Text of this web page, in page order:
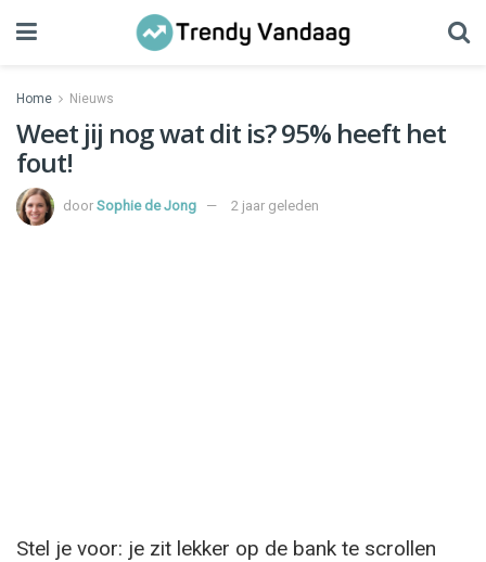
Home Nieuws
Weet jij nog wat dit is? 95% heeft het
fout!
door Sophie de Jong 2 jaar geleden
Stel je voor: je zit lekker op de bank te scrollen